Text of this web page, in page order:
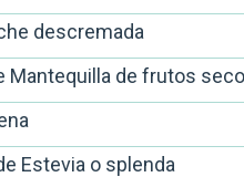
descremada
Mantequilla de frutos
Estevia o splenda